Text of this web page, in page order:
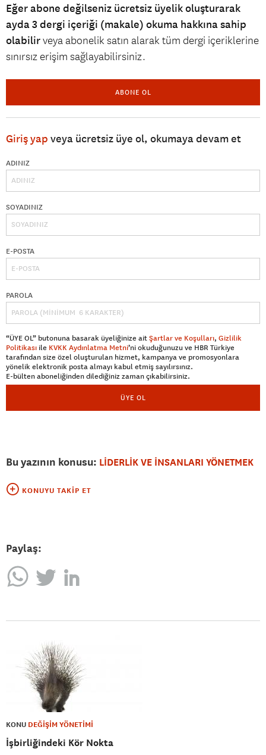
Eğer abone değilseniz ücretsiz üyelik oluşturarak
ayda 3 dergi içeriği (makale) okuma hakkına sahip
olabilirveya abonelik satın alarak tüm dergi içeriklerine
sınırsız erişim sağlayabilirsiniz.
ABONE OL
Giriş yap veya ücretsiz üye ol, okumaya devam et
ADINIZ
SOYADINIZ
E-POSTA
PAROLA
“ÜYE OL” butonuna basarak üyeliğinize aitŞartlar ve Koşulları, Gizlilik
Politikası ile KVKK Aydınlatma Metni’ni okuduğunuzu ve HBR Türkiye
tarafından size özel oluşturulan hizmet, kampanya ve promosyonlara
yönelik elektronik posta almayı kabul etmiş sayılırsınız.
E-bülten aboneliğinden dilediğiniz zaman çıkabilirsiniz.
ÜYE OL
Bu yazının konusu: LİDERLİK VE İNSANLARI YÖNETMEK
KONUYU TAKIP ET
Paylaş:
KONU DEĞİŞİM YÖNETİMİ
İşbirliğindeki Kör Nokta